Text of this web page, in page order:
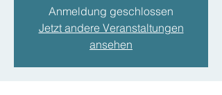
Anmeldung geschlossen
Jetzt andere Veranstaltungen
ansehen